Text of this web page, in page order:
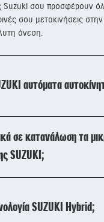
Suzuki σου προσφέρουν
σου μετακινήσεις
άνεση.
αυτόματα
σε κατανάλωση τα
SUZUKI;
SUZUKI Hybrid;